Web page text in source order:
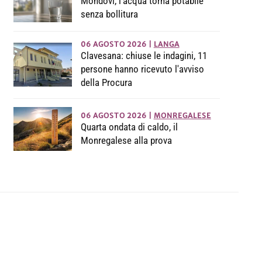
senza bollitura
06 AGOSTO 2026 LANGA
Clavesana: chiuse le indagini, 11
persone hanno ricevuto l'avviso
della Procura
06 AGOSTO 2026 MONREGALESE
Quarta ondata di caldo, il
Monregalese alla prova